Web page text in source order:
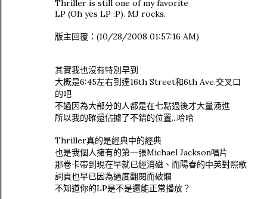
Thriller is still one of my favorite
LP (Oh yes LP :P). MJ rocks.
版主回覆：(10/28/2008 01:57:16 AM)
其實我也沒有特別早到
大概是6:45左右到達16th Street和6th Ave.交叉口
的吧
不過因為大部分的人都是在七點過後才大量湧進
所以我的確還佔據了不錯的位置...哈哈
Thriller真的是經典中的經典
也是我個人擁有的第一張Michael Jackson唱片
那卷卡帶到現在早就已經消磁、而陽春的中英對照歌
詞頁也早已因為過度翻閱而破爛
不知道你的LP是不是還能正常播放？